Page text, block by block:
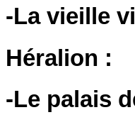
-La vieille
Héralion :
-Le palais